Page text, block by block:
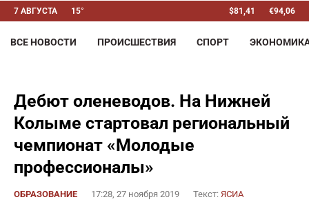
7 АВГУСТА 15° $81,41 €94,06
ВСЕ НОВОСТИ ПРОИСШЕСТВИЯ СПОРТ
Дебют оленеводов. На Нижней
Колыме стартовал региональный
чемпионат «Молодые
профессионалы»
ОБРАЗОВАНИЕ 17:28, 27 ноября 2019 Текст: ЯСИА